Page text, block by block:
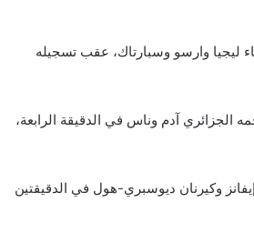
ليجيا وارسو وسبارتاك، عقب تسجيله
الجزائري آدم وناس في الدقيقة الرابعة،
وكيرنان ديوسبري-هول في الدقيقتين